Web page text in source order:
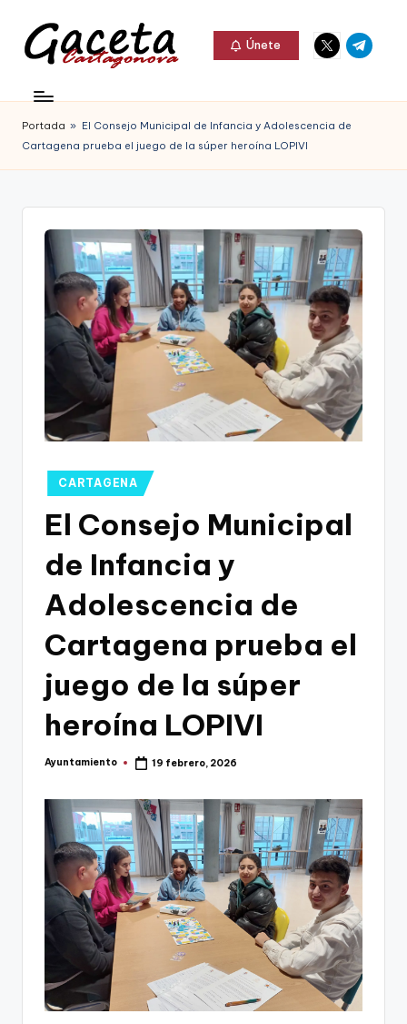
Saltar
contenido
c
e
t
Gaceta
Cartagonova,
La
que
informa
Cartagena,
Cartagena,
Únete
Elemento
del
Elemento
del
Portada » El Consejo Municipal de Infancia y Adolescencia de
Cartagena prueba el juego de la súper heroína LOPIVI
Publicado
en
CARTAGENA
El Consejo Municipal
de Infancia y
Adolescencia de
Cartagena prueba el
juego de la súper
heroína LOPIVI
Publicado
Ayuntamiento 19 febrero, 2026